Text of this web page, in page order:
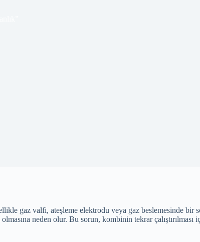
gaz valfi, ateşleme elektrodu veya gaz beslemesinde
neden olur. Bu sorun, kombinin tekrar